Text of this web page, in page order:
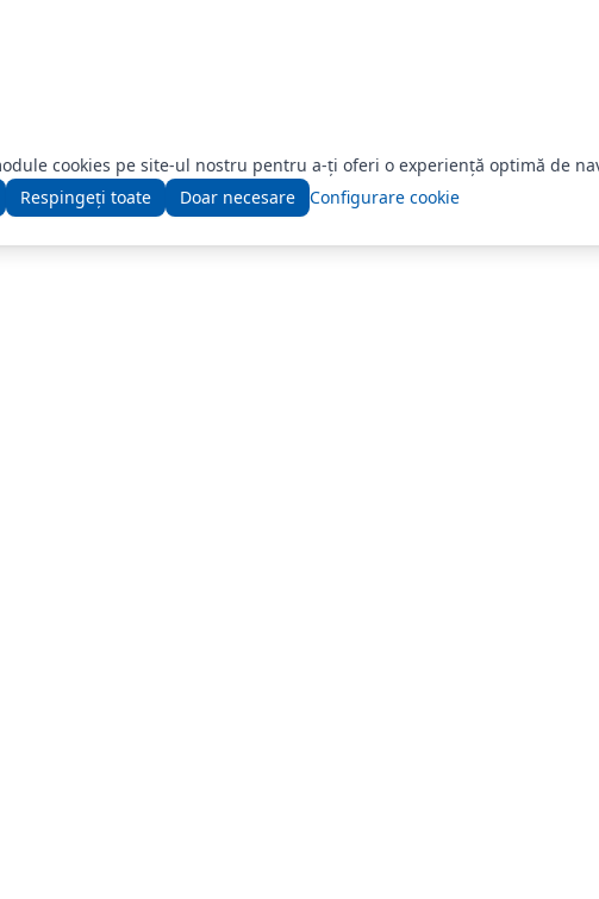
cookies pe site-ul nostru pentru a-ți oferi o experiență optimă de
Respingeți toate Doar necesare Configurare cookie